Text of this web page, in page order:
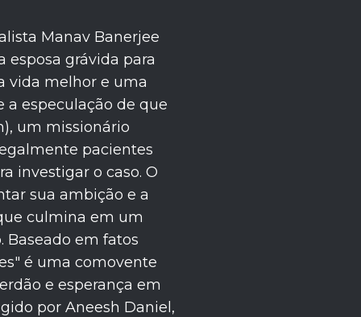
Manav Banerjee
esposa grávida para
vida melhor e uma
a especulação de que
um missionário
pacientes
investigar o caso. O
sua ambição e a
culmina em um
Baseado em fatos
é uma comovente
e esperança em
por Aneesh Daniel,